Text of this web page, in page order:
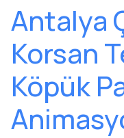
Antalya
Korsan
Köpük